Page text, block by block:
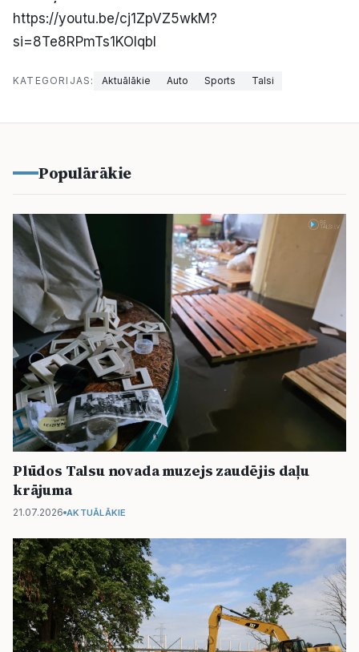
https://youtu.be/cj1ZpVZ5wkM?
si=8Te8RPmTs1KOlqbl
KATEGORIJAS: Aktuālākie Auto Sports Talsi
Populārākie
Plūdos Talsu novada muzejs zaudējis daļu
krājuma
21.07.2026 AKTUĀLĀKIE